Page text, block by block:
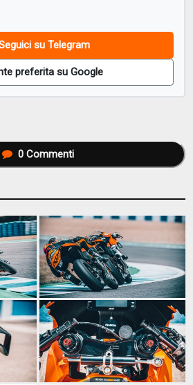
su Telegram
preferita su Google
0Commenti